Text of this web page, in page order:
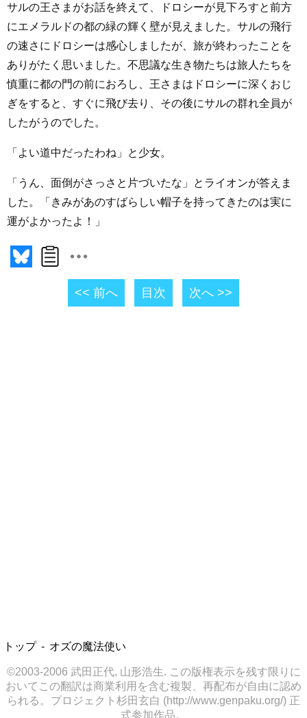
サルの王さまがお話を終えて、ドロシーが見下ろすと前方
にエメラルドの都の緑の輝く壁が見えました。サルの飛行
の速さにドロシーは感心しましたが、旅が終わったことを
ありがたく思いました。不思議な生き物たちは旅人たちを
慎重に都の門の前におろし、王さまはドロシーに深くおじ
ぎをすると、すぐに飛び去り、その後にサルの群れ全員が
したがうのでした。
「よい道中だったわね」と少女。
「うん、面倒がさっさと片づいたな」とライオンが答えま
した。「きみがあのすばらしい帽子を持ってきたのは実に
運がよかったよ！」
<< 前へ 目次 次へ >>
トップ オズの魔法使い
©2003-2006 武田正代, 山形浩生. この版権表示を残す限りに
おいてこの翻訳は商業利用を含む複製、再配布が自由に認め
られる。プロジェクト杉田玄白 (http://www.genpaku.org/) 正
式参加作品。